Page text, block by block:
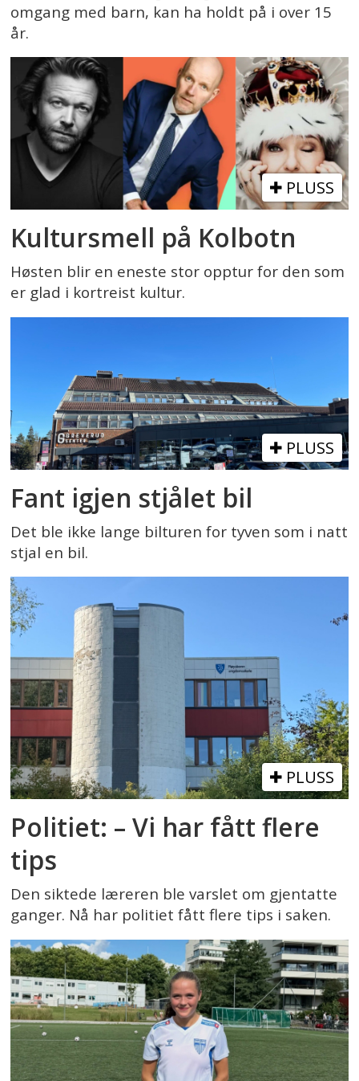
omgang med barn, kan ha holdt på i over 15
år.
PLUSS
Kultursmell på Kolbotn
Høsten blir en eneste stor opptur for den som
er glad i kortreist kultur.
PLUSS
Fant igjen stjålet bil
Det ble ikke lange bilturen for tyven som i natt
stjal en bil.
PLUSS
Politiet: – Vi har fått flere
tips
Den siktede læreren ble varslet om gjentatte
ganger. Nå har politiet fått flere tips i saken.